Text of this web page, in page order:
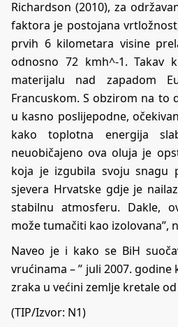
Richardson (2010), za
faktora je postojana
prvih 6 kilometara visine
odnosno 72 kmh^-1. Takav
materijalu nad zapadom
Francuskom. S obzirom na to
u kasno poslijepodne,
kako toplotna energija
neuobičajeno ova oluja je
koja je izgubila svoju snagu
sjevera Hrvatske gdje je
stabilnu atmosferu. Dakle,
može tumačiti kao izolovana”,
Naveo je i kako se BiH
vrućinama – ” juli 2007.
zraka u većini zemlje kretale od
(TIP/Izvor: N1)